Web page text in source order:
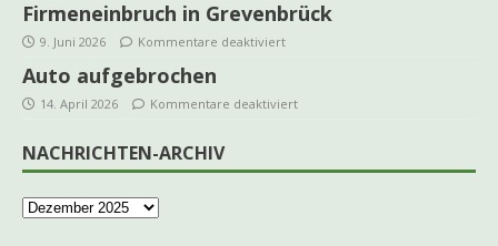
Firmeneinbruch in Grevenbrück
9. Juni 2026 Kommentare deaktiviert
Auto aufgebrochen
14. April 2026 Kommentare deaktiviert
NACHRICHTEN-ARCHIV